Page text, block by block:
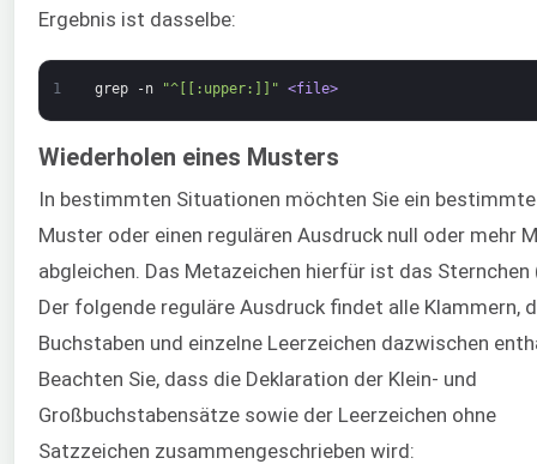
Ergebnis ist dasselbe:
1 grep -n "^[[:upper:]]" <file>
Wiederholen eines Musters
In bestimmten Situationen möchten Sie ein
Muster oder einen regulären Ausdruck null oder mehr
abgleichen. Das Metazeichen hierfür ist das Sternchen
Der folgende reguläre Ausdruck findet alle Klammern,
Buchstaben und einzelne Leerzeichen dazwischen
Beachten Sie, dass die Deklaration der Klein- und
Großbuchstabensätze sowie der Leerzeichen ohne
Satzzeichen zusammengeschrieben wird: